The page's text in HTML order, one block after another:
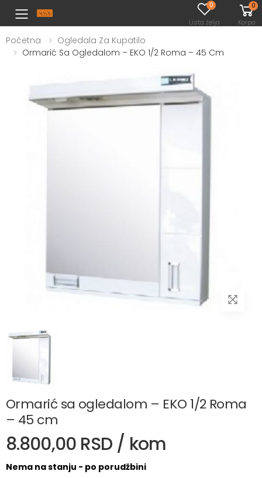
Toggle mobile menu
0
Lista želja
0
Korpa
Početna
Ogledala Za Kupatilo
Ormarić Sa Ogledalom – EKO 1/2 Roma – 45 Cm
Ormarić sa ogledalom – EKO 1/2 Roma
– 45 cm
8.800,00 RSD / kom
Nema na stanju - po porudžbini